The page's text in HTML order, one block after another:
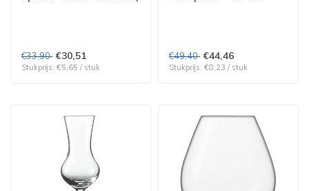
€33,90 €30,51
Stukprijs: €5,65 / stuk
€49,40 €44,46
Stukprijs: €8,23 / stuk